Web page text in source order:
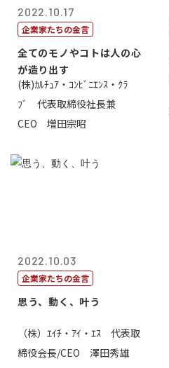
2022.10.17
企業家たちの金言
全てのモノやコトは人の心
が造り出す
(株)ｶﾙﾁｭｱ・ｺﾝﾋﾞﾆｴﾝｽ・ｸﾗ
ﾌﾞ 代表取締役社長兼
CEO 増田宗昭
2022.10.03
企業家たちの金言
思う、動く、叶う
（株）ｴｲﾁ・ｱｲ・ｴｽ 代表取
締役会長/CEO 澤田秀雄